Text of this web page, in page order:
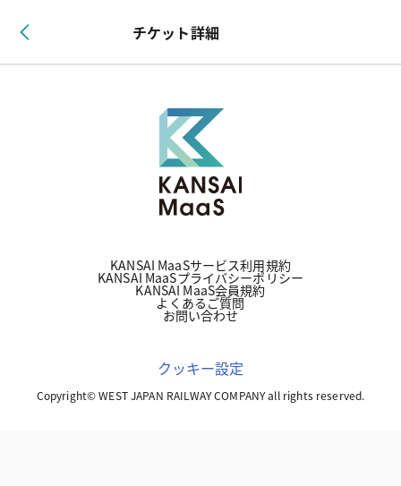
チケット詳細
KANSAI MaaSサービス利用規約
KANSAI MaaSプライバシーポリシー
KANSAI MaaS会員規約
よくあるご質問
お問い合わせ
クッキー設定
Copyright© WEST JAPAN RAILWAY COMPANY all rights reserved.